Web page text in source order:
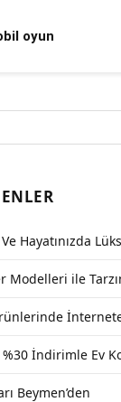
oyun
Hayatınızda
Modelleri ile
İndirimle Ev
Beymen’den